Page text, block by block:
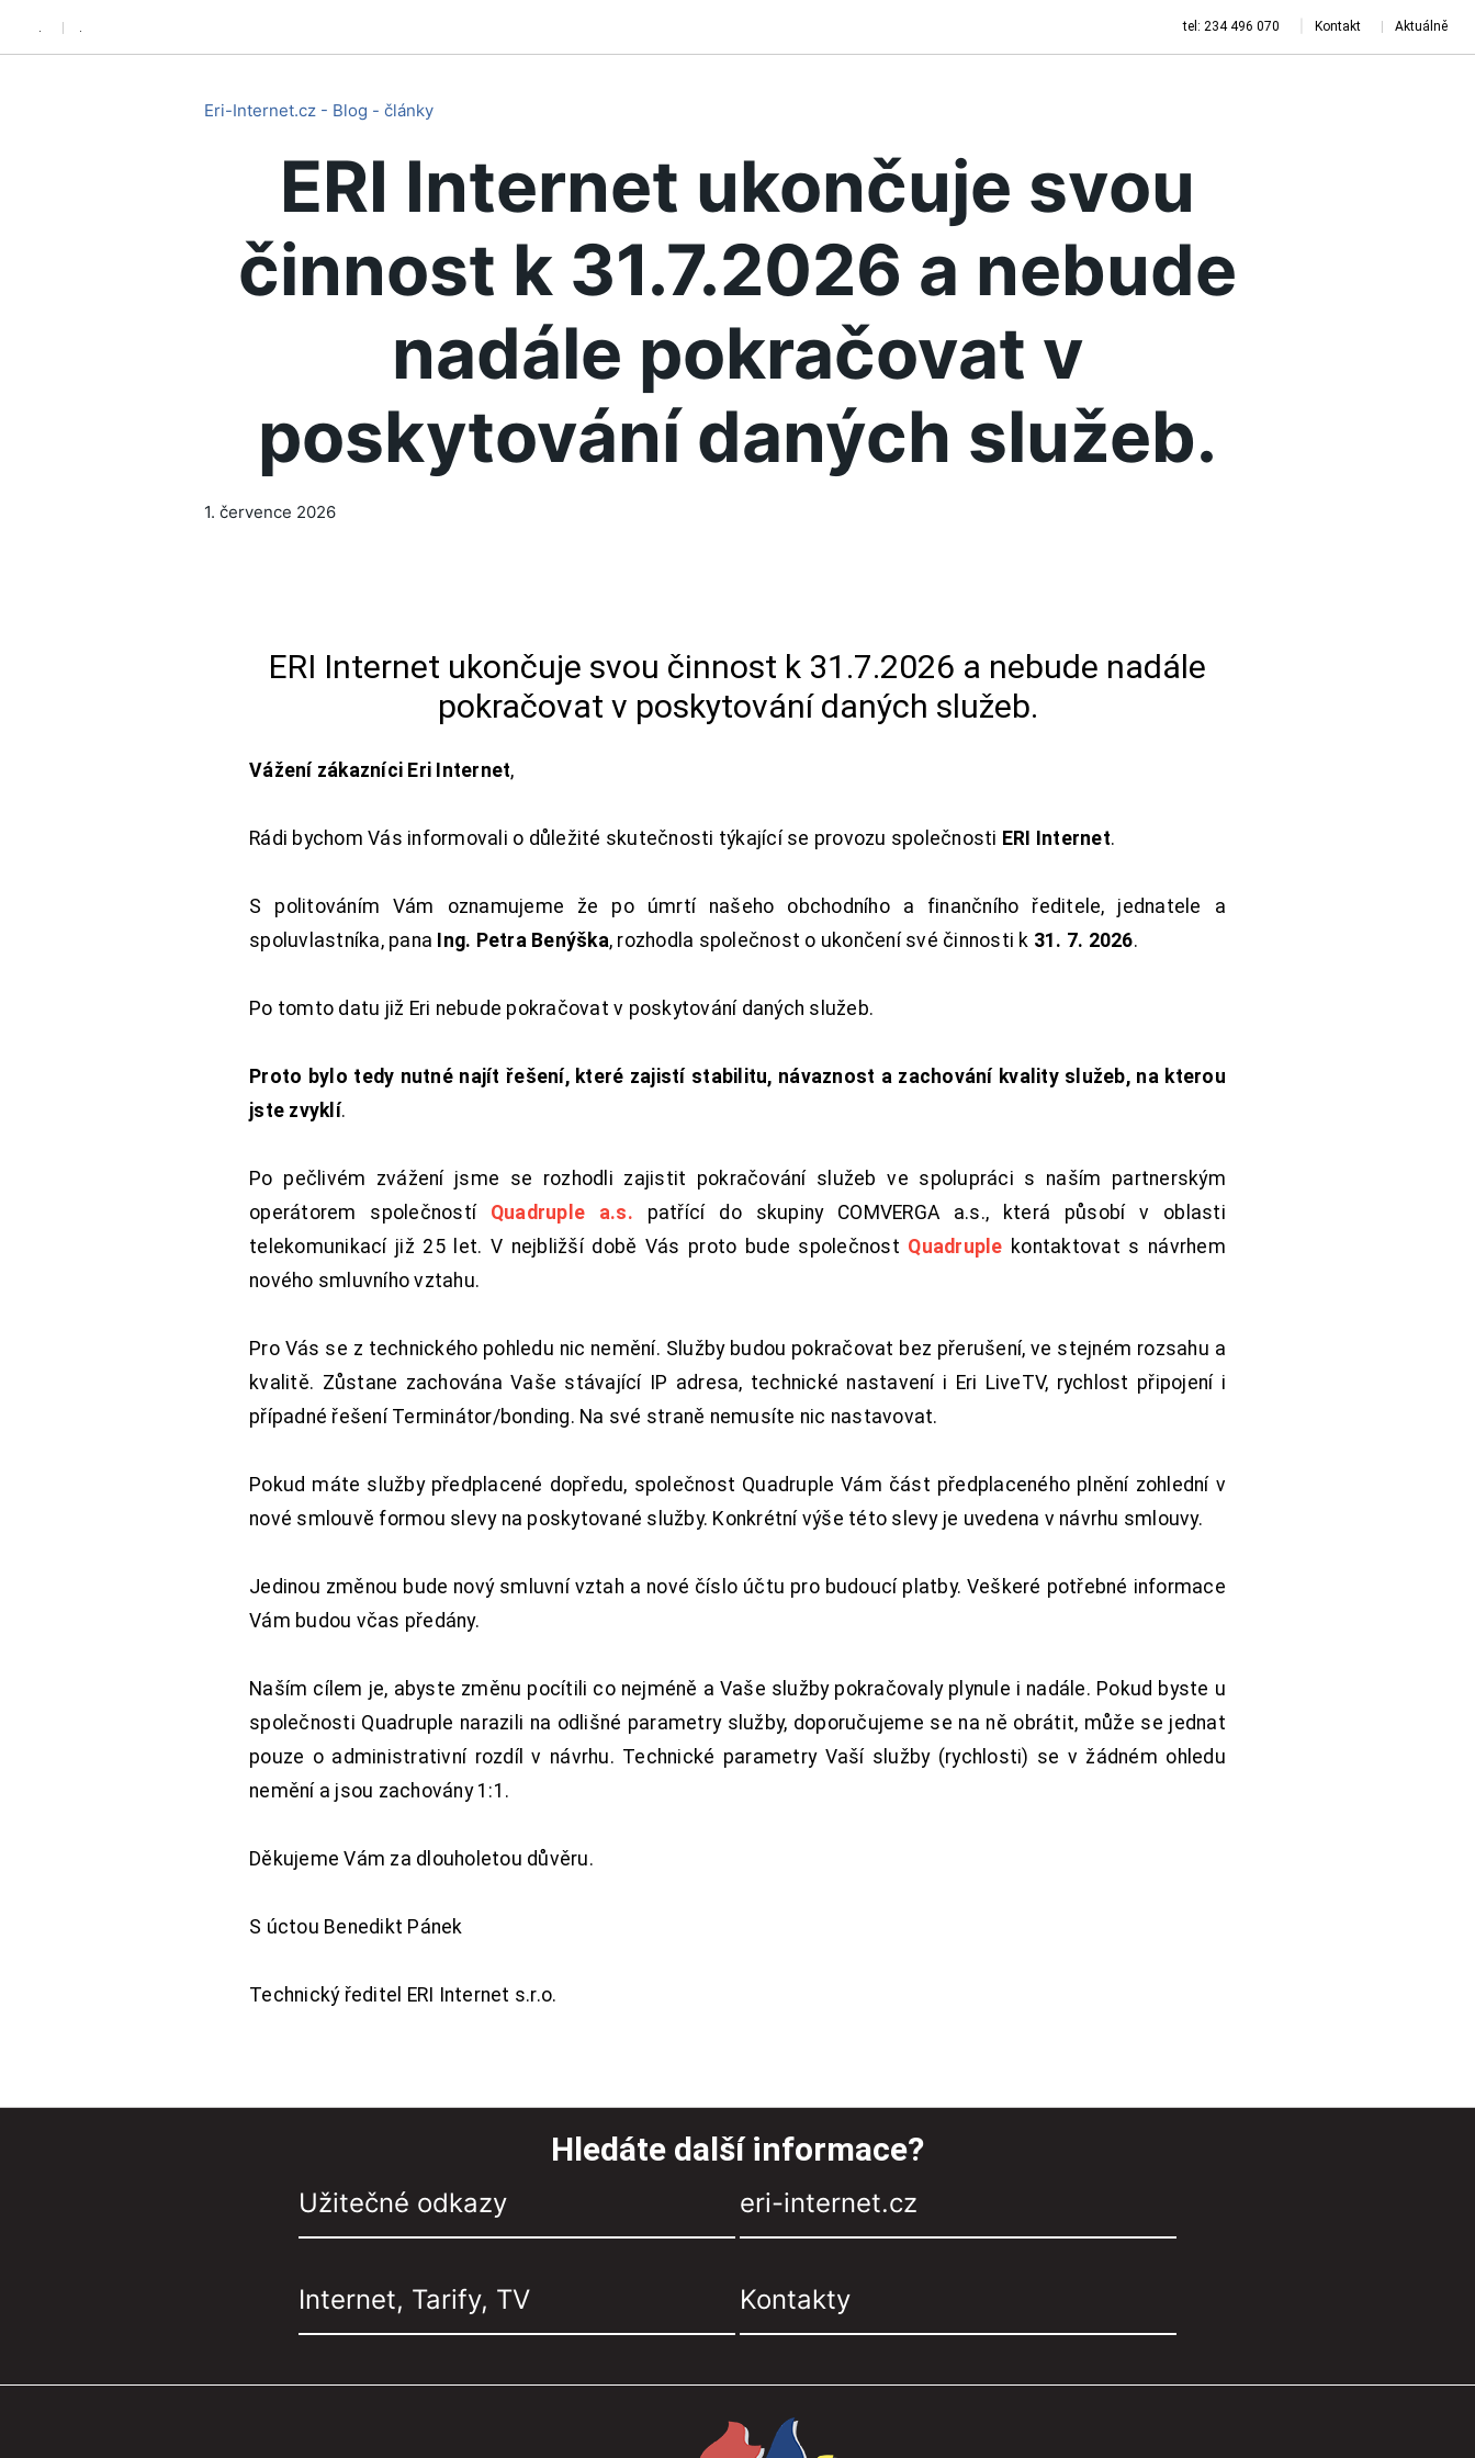
. . tel: 234 496 070 Kontakt Aktuálně
Eri-Internet.cz - Blog - články
ERI Internet ukončuje svou
činnost k 31.7.2026 a nebude
nadále pokračovat v
poskytování daných služeb.
1. července 2026
ERI Internet ukončuje svou činnost k 31.7.2026 a nebude nadále
pokračovat v poskytování daných služeb.
Vážení zákazníci Eri Internet,
Rádi bychom Vás informovali o důležité skutečnosti týkající se provozu společnosti ERI Internet.
S politováním Vám oznamujeme že po úmrtí našeho obchodního a finančního ředitele, jednatele a
spoluvlastníka, pana Ing. Petra Benýška, rozhodla společnost o ukončení své činnosti k 31. 7. 2026.
Po tomto datu již Eri nebude pokračovat v poskytování daných služeb.
Proto bylo tedy nutné najít řešení, které zajistí stabilitu, návaznost a zachování kvality služeb, na kterou
jste zvyklí.
Po pečlivém zvážení jsme se rozhodli zajistit pokračování služeb ve spolupráci s naším partnerským
operátorem společností Quadruple a.s. patřící do skupiny COMVERGA a.s., která působí v oblasti
telekomunikací již 25 let. V nejbližší době Vás proto bude společnost Quadruple kontaktovat s návrhem
nového smluvního vztahu.
Pro Vás se z technického pohledu nic nemění. Služby budou pokračovat bez přerušení, ve stejném rozsahu a
kvalitě. Zůstane zachována Vaše stávající IP adresa, technické nastavení i Eri LiveTV, rychlost připojení i
případné řešení Terminátor/bonding. Na své straně nemusíte nic nastavovat.
Pokud máte služby předplacené dopředu, společnost Quadruple Vám část předplaceného plnění zohlední v
nové smlouvě formou slevy na poskytované služby. Konkrétní výše této slevy je uvedena v návrhu smlouvy.
Jedinou změnou bude nový smluvní vztah a nové číslo účtu pro budoucí platby. Veškeré potřebné informace
Vám budou včas předány.
Naším cílem je, abyste změnu pocítili co nejméně a Vaše služby pokračovaly plynule i nadále. Pokud byste u
společnosti Quadruple narazili na odlišné parametry služby, doporučujeme se na ně obrátit, může se jednat
pouze o administrativní rozdíl v návrhu. Technické parametry Vaší služby (rychlosti) se v žádném ohledu
nemění a jsou zachovány 1:1.
Děkujeme Vám za dlouholetou důvěru.
S úctou Benedikt Pánek
Technický ředitel ERI Internet s.r.o.
Hledáte další informace?
Užitečné odkazy eri-internet.cz
Internet, Tarify, TV Kontakty